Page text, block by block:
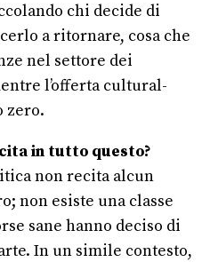
chi decide di
a ritornare, cosa che
nel settore dei
l’offerta cultural-
zero.
in tutto questo?
non recita alcun
non esiste una classe
sane hanno deciso di
In un simile contesto,